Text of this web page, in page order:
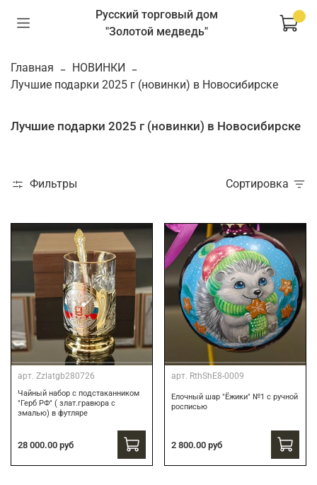
Русский торговый дом
"Золотой медведь"
Главная
НОВИНКИ
Лучшие подарки 2025 г (новинки) в Новосибирске
Лучшие подарки 2025 г (новинки) в Новосибирске
Фильтры Сортировка
арт. Zzlatgb280726
Чайный набор с подстаканником
"Герб РФ" ( злат.гравюра с
эмалью) в футляре
28 000.00 руб
арт. RthShE8-0009
Елочный шар "Ёжики" №1 с ручной
росписью
2 800.00 руб